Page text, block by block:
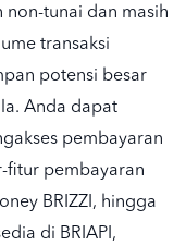
non-tunai dan masih
transaksi
potensi besar
Anda dapat
pembayaran
fitur pembayaran
BRIZZI, hingga
di BRIAPI,